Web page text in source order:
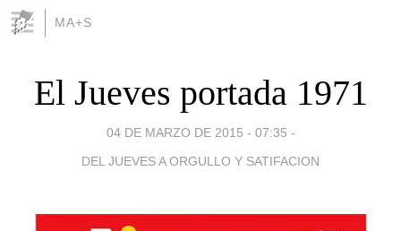
MA+S
El Jueves portada 1971
04 DE MARZO DE 2015 - 07:35 -
DEL JUEVES A ORGULLO Y SATIFACION